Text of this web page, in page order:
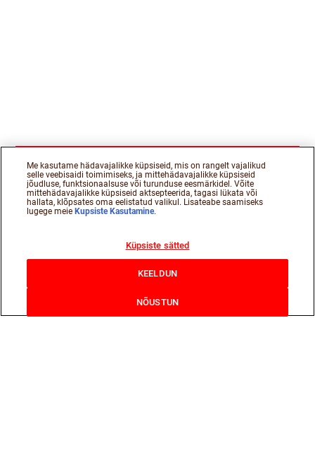
Me kasutame hädavajalikke küpsiseid, mis on rangelt vajalikud
selle veebisaidi toimimiseks, ja mittehädavajalikke küpsiseid
jõudluse, funktsionaalsuse või turunduse eesmärkidel. Võite
mittehädavajalikke küpsiseid aktsepteerida, tagasi lükata või
hallata, klõpsates oma eelistatud valikul. Lisateabe saamiseks
lugege meie Kupsiste Kasutamine.
Küpsiste sätted
KEELDUN
NÕUSTUN